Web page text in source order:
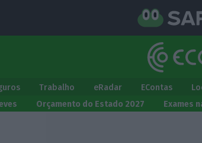
Trabalho eRadar EContas
Orçamento do Estado 2027 Exames